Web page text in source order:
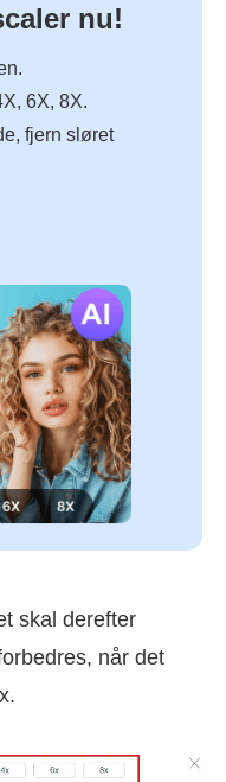
nu!
6X, 8X.
fjern sløret
skal derefter
når det